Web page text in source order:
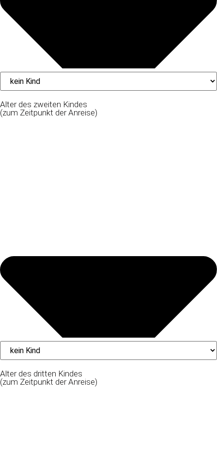
Alter des zweiten Kindes
(zum Zeitpunkt der Anreise)
Alter des dritten Kindes
(zum Zeitpunkt der Anreise)